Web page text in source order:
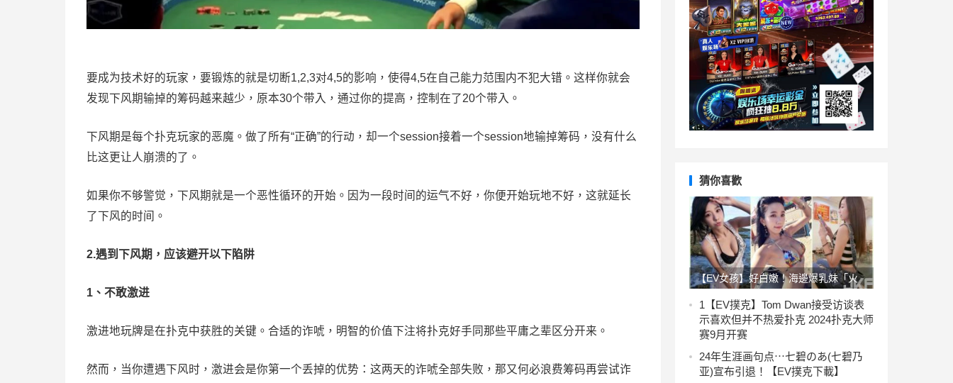
要成为技术好的玩家，要锻炼的就是切断1,2,3对4,5的影响，使得4,5在自己能力范围内不犯大错。这样你就会
发现下风期输掉的筹码越来越少，原本30个带入，通过你的提高，控制在了20个带入。
下风期是每个扑克玩家的恶魔。做了所有“正确”的行动，却一个session接着一个session地输掉筹码，没有什么
比这更让人崩溃的了。
如果你不够警觉，下风期就是一个恶性循环的开始。因为一段时间的运气不好，你便开始玩地不好，这就延长
了下风的时间。
2.遇到下风期，应该避开以下陷阱
1、不敢激进
激进地玩牌是在扑克中获胜的关键。合适的诈唬，明智的价值下注将扑克好手同那些平庸之辈区分开来。
然而，当你遭遇下风时，激进会是你第一个丢掉的优势：这两天的诈唬全部失败，那又何必浪费筹码再尝试诈
猜你喜歡
【EV女孩】好白嫩！海邊爆乳妹「火
辣影片」畫面太犯規！超兇悍肉包真的
好養眼…
1 【EV撲克】Tom Dwan接受访谈表
示喜欢但并不热爱扑克 2024扑克大师
赛9月开赛
24年生涯画句点⋯七碧のあ(七碧乃
亚)宣布引退！【EV撲克下載】